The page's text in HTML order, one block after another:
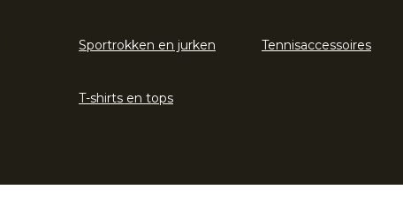
Sportrokken en jurken Tennisaccessoires
T-shirts en tops